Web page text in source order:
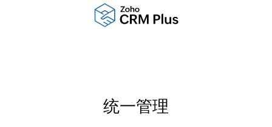
统一管理